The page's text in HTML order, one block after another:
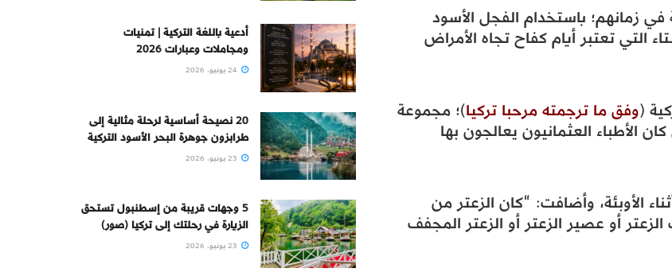
في زمانهم؛ باستخدام الفجل الأسود
التي تعتبر أيام كفاح تجاه الأمراض
(وفق ما ترجمته مرحبا تركيا)؛ مجموعة
الأطباء العثمانيون يعالجون بها
الأوبئة، وأضافت: “كان الزعتر من
أو عصير الزعتر أو الزعتر المجفف
أدعية باللغة التركية | تمنيات
ومجاملات وعبارات 2026
20 نصيحة أساسية لرحلة مثالية إلى
طرابزون جوهرة البحر الأسود التركية
5 وجهات قريبة من إسطنبول تستحق
الزيارة في رحلتك إلى تركيا (صور)